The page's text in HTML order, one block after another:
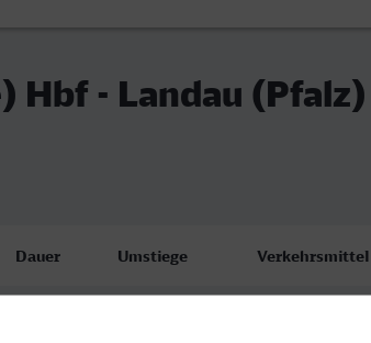
Hbf - Landau
Dauer Umstiege Verkehrsmittel